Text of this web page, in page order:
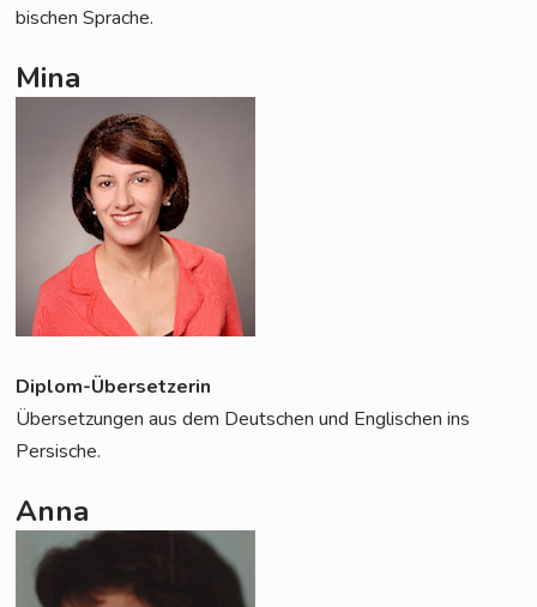
bi­schen Sprache.
Mina
Diplom-Über­set­ze­rin
Über­set­zun­gen aus dem Deut­schen und Eng­li­schen ins
Persische.
Anna